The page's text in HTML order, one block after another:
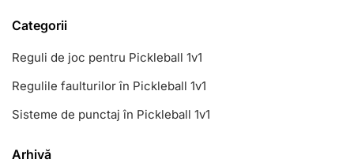
Categorii
Reguli de joc pentru Pickleball 1v1
Regulile faulturilor în Pickleball 1v1
Sisteme de punctaj în Pickleball 1v1
Arhivă